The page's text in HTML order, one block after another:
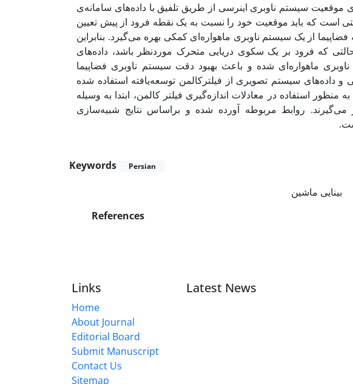
سیستم ناوبری اینرسی از طریق تلفیق با داده‌های سامانه‌ی
است که باید موقعیت خود را نسبت به یک نقطه فرود از پیش تعیین
از یک سیستم ناوبری ماهواره‌ای کمکی بهره می‌گیرد. بنابراین
که فرود بر یک سکوی دریایی متحرک موردنظر باشد، داده‌های
ماهواره‌ای شده و باعث بهبود دقت سیستم ناوبری فضاپیما
داده‌های سیستم تصویری از فیلترکالمن توسعه‌یافته استفاده شده
استفاده در معادلات اندازه‌گیری فیلتر کالمن، ابتدا به وسیله
روابط مربوطه آورده شده و براساس نتایج شبیه‌سازی
Keywords Persian
بینایی ماشین
References
Links
Home
About Journal
Editorial Board
Submit Manuscript
Contact Us
Sitemap
Latest News